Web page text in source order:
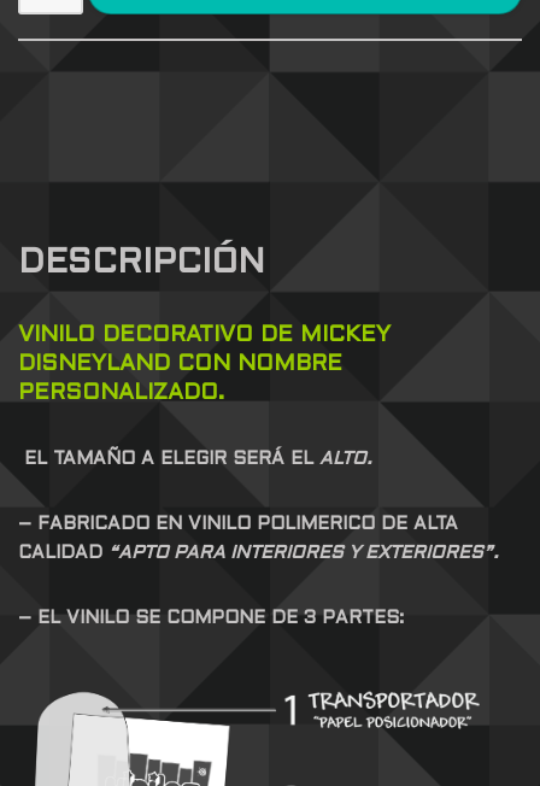
DESCRIPCIÓN
VINILO DECORATIVO DE MICKEY
DISNEYLAND CON NOMBRE
PERSONALIZADO.
EL TAMAÑO A ELEGIR SERÁ EL ALTO.
– FABRICADO EN VINILO POLIMERICO DE ALTA
CALIDAD “APTO PARA INTERIORES Y EXTERIORES”.
– EL VINILO SE COMPONE DE 3 PARTES: